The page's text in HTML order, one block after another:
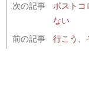
次の記事
ポスト
ない
前の記事
行こう、